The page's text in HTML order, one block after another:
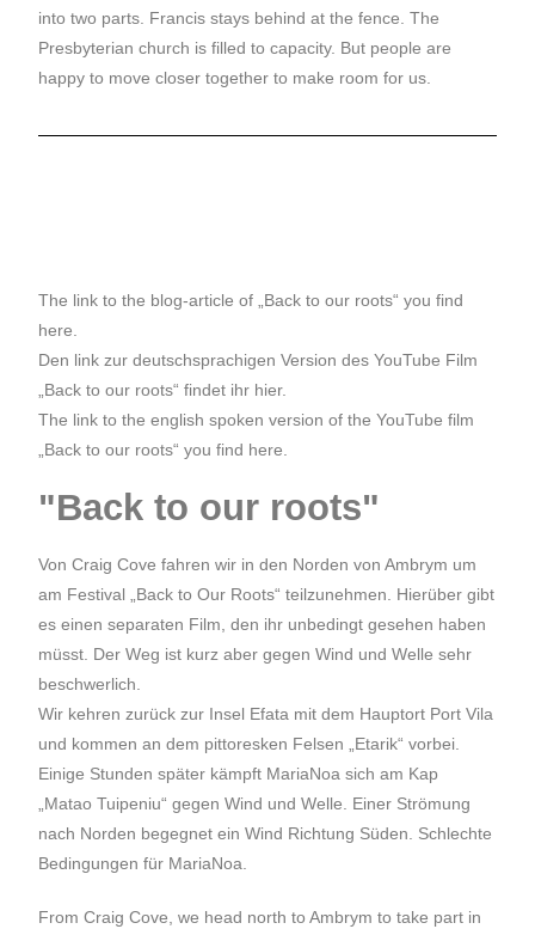
into two parts. Francis stays behind at the fence. The
Presbyterian church is filled to capacity. But people are
happy to move closer together to make room for us.
The link to the blog-article of „Back to our roots“ you find
here
Den link zur deutschsprachigen Version des YouTube Film
„Back to our roots“ findet ihr hier.
The link to the english spoken version of the YouTube film
„Back to our roots“ you find here
"Back to our roots"
Von Craig Cove fahren wir in den Norden von Ambrym um
am Festival „Back to Our Roots“ teilzunehmen. Hierüber gibt
es einen separaten Film, den ihr unbedingt gesehen haben
müsst. Der Weg ist kurz aber gegen Wind und Welle sehr
beschwerlich.
Wir kehren zurück zur Insel Efata mit dem Hauptort Port Vila
und kommen an dem pittoresken Felsen „Etarik“ vorbei.
Einige Stunden später kämpft MariaNoa sich am Kap
„Matao Tuipeniu“ gegen Wind und Welle. Einer Strömung
nach Norden begegnet ein Wind Richtung Süden. Schlechte
Bedingungen für MariaNoa.
From Craig Cove, we head north to Ambrym to take part in